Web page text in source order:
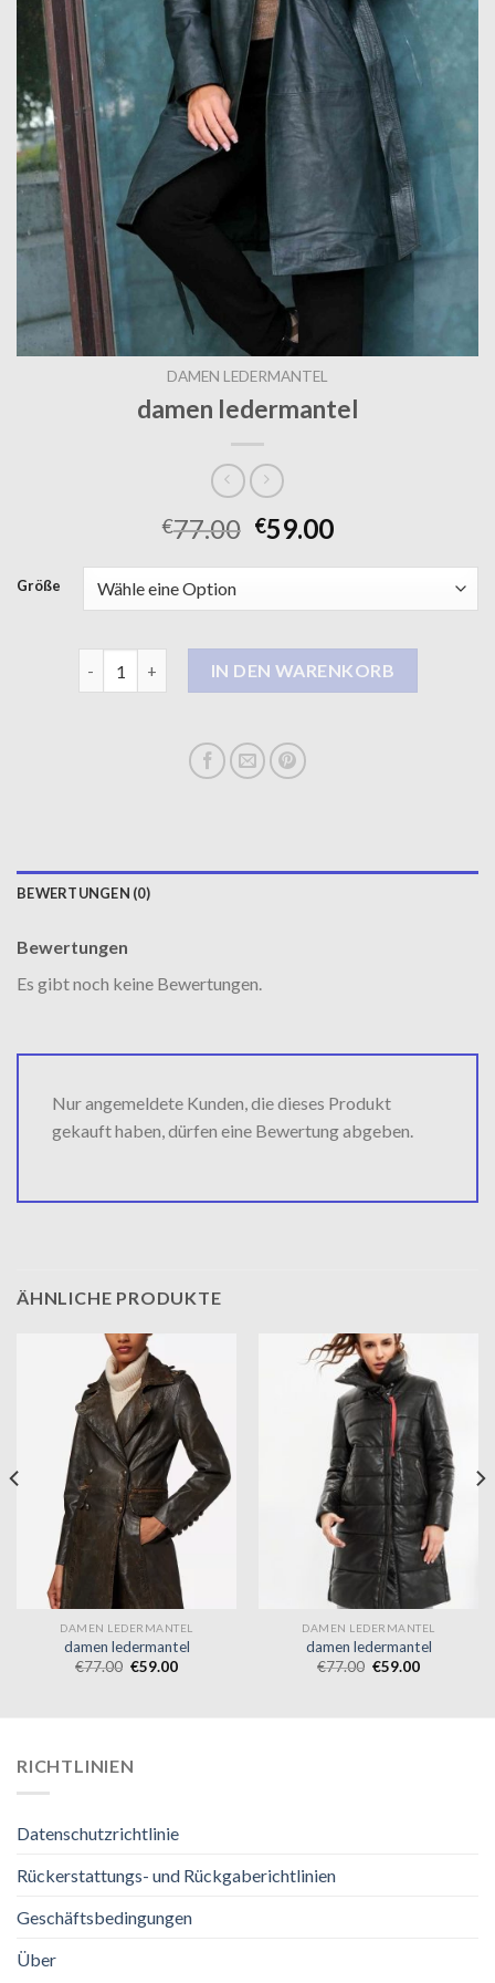
DAMEN LEDERMANTEL
damen ledermantel
€77.00 €59.00
Größe
IN DEN WARENKORB
BEWERTUNGEN (0)
Bewertungen
Es gibt noch keine Bewertungen.
Nur angemeldete Kunden, die dieses Produkt
gekauft haben, dürfen eine Bewertung abgeben.
ÄHNLICHE PRODUKTE
DAMEN LEDERMANTEL
damen ledermantel
€77.00 €59.00
DAMEN LEDERMANTEL
damen ledermantel
€77.00 €59.00
RICHTLINIEN
Datenschutzrichtlinie
Rückerstattungs- und Rückgaberichtlinien
Geschäftsbedingungen
Über